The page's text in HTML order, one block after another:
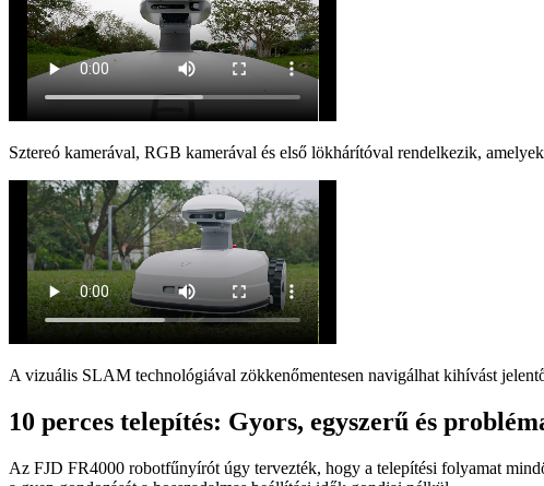
Sztereó kamerával, RGB kamerával és első lökhárítóval rendelkezik,
A vizuális SLAM technológiával zökkenőmentesen navigálhat kihívást
10 perces telepítés: Gyors, egyszerű és
Az FJD FR4000 robotfűnyírót úgy tervezték, hogy a telepítési folyamat